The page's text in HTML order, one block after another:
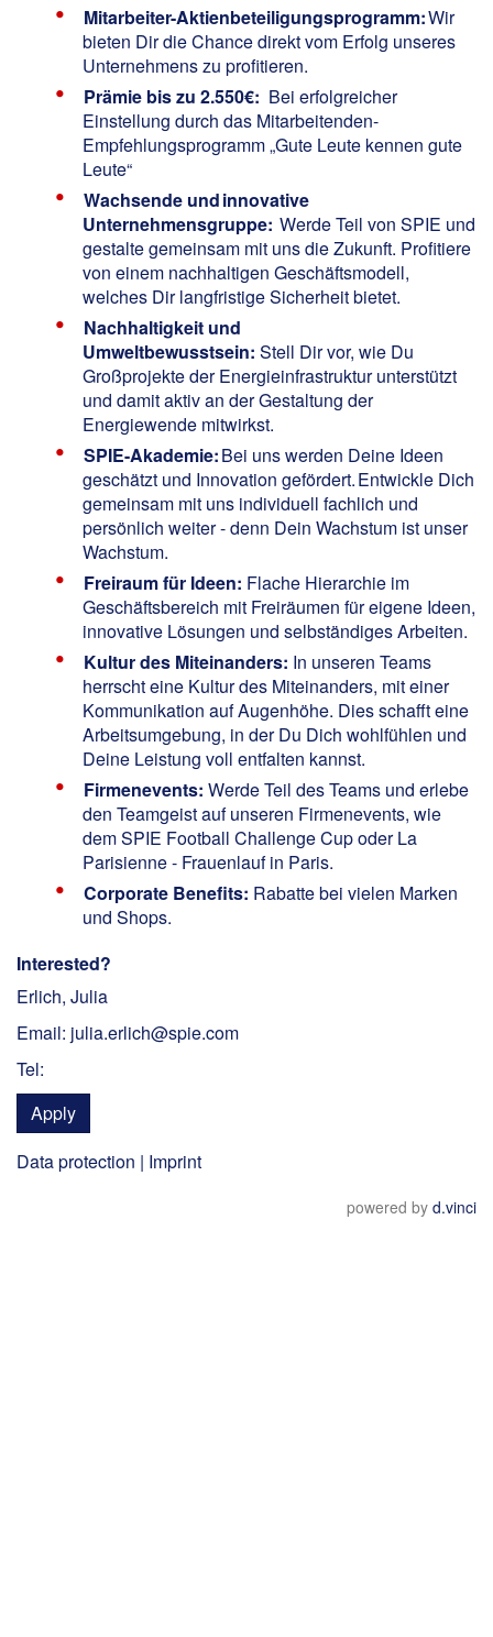
Mitarbeiter-Aktienbeteiligungsprogramm:Wir
bieten Dir die Chance direkt vom Erfolg unseres
Unternehmens zu profitieren.
Prämie bis zu 2.550€: Bei erfolgreicher
Einstellung durch das Mitarbeitenden-
Empfehlungsprogramm „Gute Leute kennen gute
Leute“
Wachsende und innovative
Unternehmensgruppe: Werde Teil von SPIE und
gestalte gemeinsam mit uns die Zukunft. Profitiere
von einem nachhaltigen Geschäftsmodell,
welches Dir langfristige Sicherheit bietet.
Nachhaltigkeit und
Umweltbewusstsein: Stell Dir vor, wie Du
Großprojekte der Energieinfrastruktur unterstützt
und damit aktiv an der Gestaltung der
Energiewende mitwirkst.
SPIE-Akademie:Bei uns werden Deine Ideen
geschätzt und Innovation gefördert. Entwickle Dich
gemeinsam mit uns individuell fachlich und
persönlich weiter - denn Dein Wachstum ist unser
Wachstum.
Freiraum für Ideen: Flache Hierarchie im
Geschäftsbereich mit Freiräumen für eigene Ideen,
innovative Lösungen und selbständiges Arbeiten.
Kultur des Miteinanders: In unseren Teams
herrscht eine Kultur des Miteinanders, mit einer
Kommunikation auf Augenhöhe. Dies schafft eine
Arbeitsumgebung, in der Du Dich wohlfühlen und
Deine Leistung voll entfalten kannst.
Firmenevents: Werde Teil des Teams und erlebe
den Teamgeist auf unseren Firmenevents, wie
dem SPIE Football Challenge Cup oder La
Parisienne - Frauenlauf in Paris.
Corporate Benefits: Rabatte bei vielen Marken
und Shops.
Interested?
Erlich, Julia
Email: julia.erlich@spie.com
Tel:
Apply
Data protection | Imprint
powered by d.vinci